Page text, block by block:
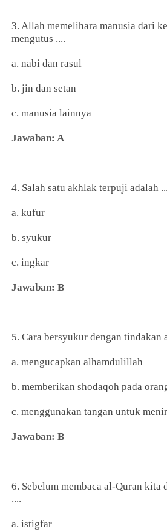
3. Allah memelihara manusia dari
mengutus ....
a. nabi dan rasul
b. jin dan setan
c. manusia lainnya
Jawaban: A
4. Salah satu akhlak terpuji adalah
a. kufur
b. syukur
c. ingkar
Jawaban: B
5. Cara bersyukur dengan tindakan
a. mengucapkan alhamdulillah
b. memberikan shodaqoh pada
c. menggunakan tangan untuk
Jawaban: B
6. Sebelum membaca al-Quran kita
....
a. istigfar